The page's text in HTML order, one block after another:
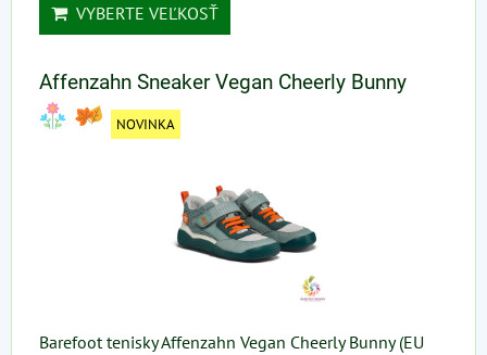
VYBERTE VEĽKOSŤ
Affenzahn Sneaker Vegan Cheerly Bunny
NOVINKA
Barefoot tenisky Affenzahn Vegan Cheerly Bunny (EU